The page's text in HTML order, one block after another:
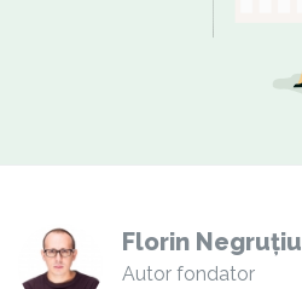
Florin Negruțiu
Autor fondator